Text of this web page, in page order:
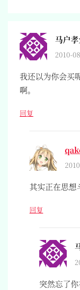
马户
2010-
我还以为你会买
啊。
回复
其实正在思
回复
突然忘了